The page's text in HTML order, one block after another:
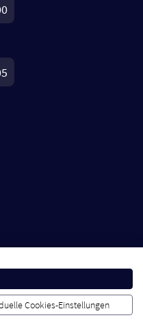
Cookies-Einstellungen